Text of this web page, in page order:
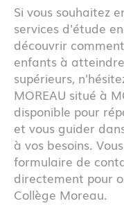
Si vous souhaitez
services d'étude
découvrir
enfants à
supérieurs,
MOREAU situé à
disponible pour
et vous guider
à vos besoins.
formulaire de
directement pour
Collège Moreau.